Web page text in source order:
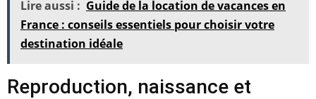
Lire aussi : Guide de la location de vacances en
France : conseils essentiels pour choisir votre
destination idéale
Reproduction, naissance et